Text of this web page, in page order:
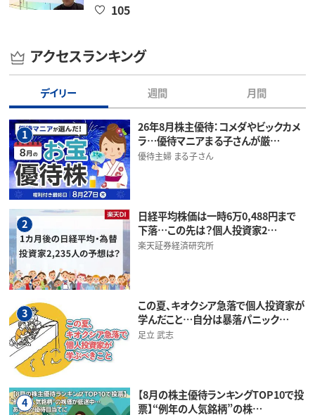
105
アクセスランキング
デイリー 週間 月間
1
26年8月株主優待：コメダやビックカメ
ラ…優待マニアまる子さんが厳…
優待主婦 まる子さん
2
日経平均株価は一時6万0,488円まで
下落…この先は？個人投資家2…
楽天証券経済研究所
3
この夏、キオクシア急落で個人投資家が
学んだこと…自分は暴落パニック…
足立 武志
4
【8月の株主優待ランキングTOP10で投
票】“例年の人気銘柄”の株…